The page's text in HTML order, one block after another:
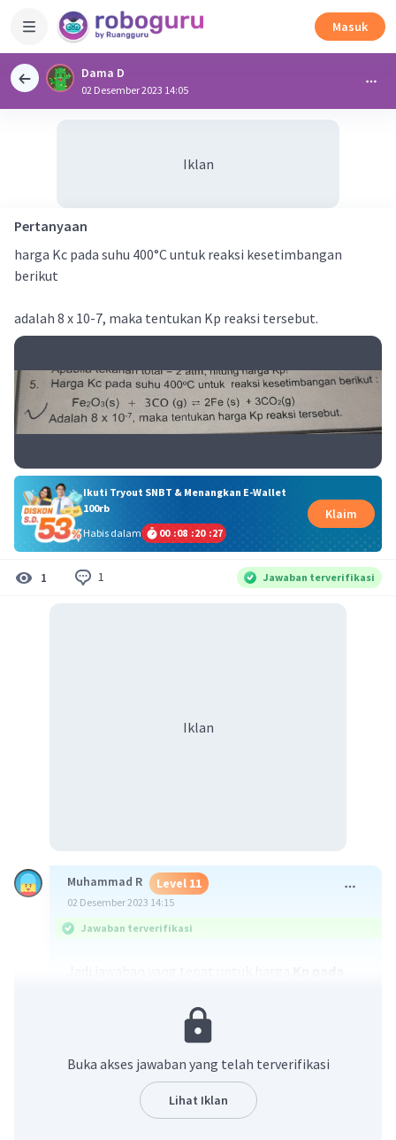
Masuk
Dama D
02 Desember 2023 14:05
Iklan
Pertanyaan
harga Kc pada suhu 400°C untuk reaksi kesetimbangan
berikut
adalah 8 x 10-7, maka tentukan Kp reaksi tersebut.
Ikuti Tryout SNBT & Menangkan E-Wallet
100rb
Habis dalam
00 :08 :20 :27
Klaim
1 1 Jawaban terverifikasi
Iklan
Muhammad R Level 11
02 Desember 2023 14:15
Jawaban terverifikasi
penjelasan ada di foto
semoga membantu jangan lupa jadikan
jawaban terbaik ya🥰🥰🙏
Buka akses jawaban yang telah terverifikasi
Lihat Iklan